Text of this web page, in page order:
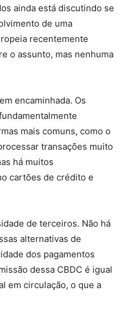
ainda está discutindo se
de uma
recentemente
o assunto, mas nenhuma
encaminhada. Os
mais comuns, como o
transações muito
há muitos
cartões de crédito e
de terceiros. Não há
alternativas de
dos pagamentos
dessa CBDC é igual
em circulação, o que a